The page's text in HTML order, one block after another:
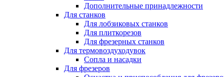
Дополнительные принадлежности
Для станков
Для лобзиковых станков
Для плиткорезов
Для фрезерных станков
Для термовоздуходувок
Сопла и насадки
Для фрезеров